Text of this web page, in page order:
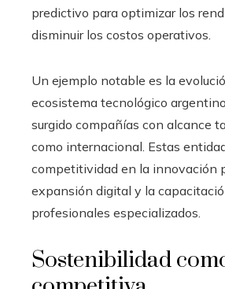
predictivo para optimizar los
disminuir los costos operativos.
Un ejemplo notable es la
ecosistema tecnológico
surgido compañías con alcance
como internacional. Estas
competitividad en la innovación
expansión digital y la
profesionales especializados.
Sostenibilidad